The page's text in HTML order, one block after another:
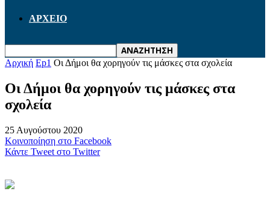
ΑΡΧΕΙΟ
Αρχική Ep1 Οι Δήμοι θα χορηγούν τις μάσκες στα σχολεία
Οι Δήμοι θα χορηγούν τις μάσκες στα
σχολεία
25 Αυγούστου 2020
Κοινοποίηση στο Facebook
Κάντε Tweet στο Twitter